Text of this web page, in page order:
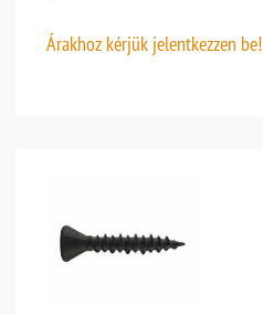
Árakhoz kérjük jelentkezzen be!